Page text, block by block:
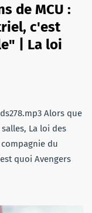
de MCU :
c'est
| La loi
Alors que
La loi des
du
quoi Avengers